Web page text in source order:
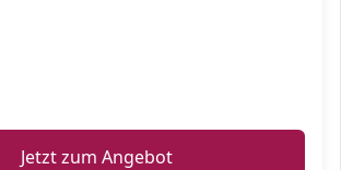
Jetzt zum Angebot